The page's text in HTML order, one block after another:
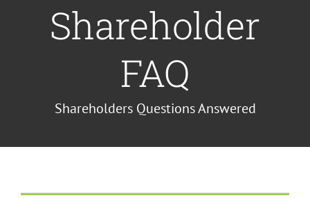
关于云方Shareholder
FAQ
Shareholders Questions Answered